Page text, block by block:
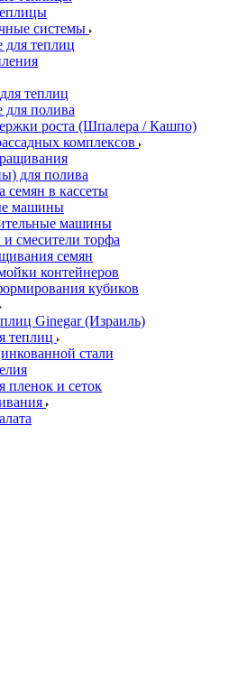
системы
для теплиц
теплиц
для полива
роста (Шпалера / Кашпо)
комплексов
для полива
семян в кассеты
машины
машины
смесители торфа
семян
контейнеров
кубиков
Ginegar (Израиль)
теплиц
стали
пленок и сеток